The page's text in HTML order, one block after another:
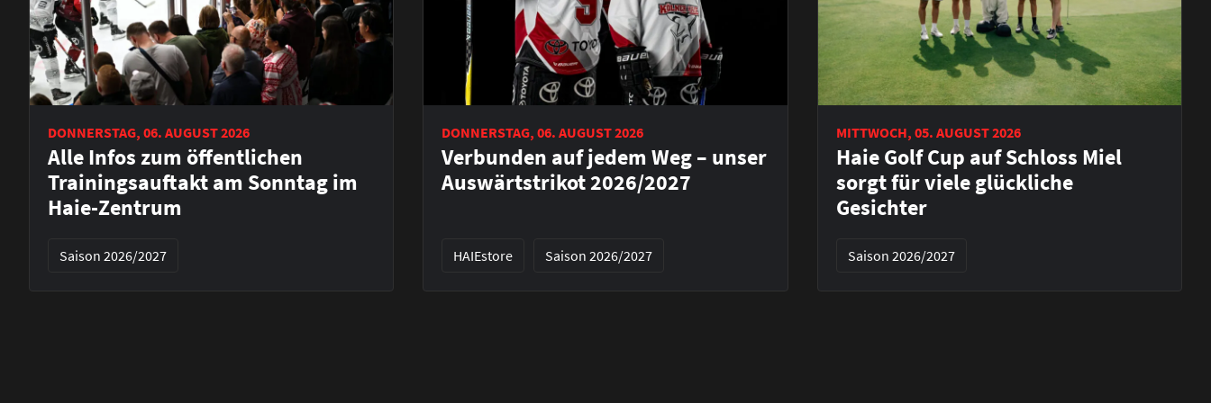
DONNERSTAG, 06. AUGUST 2026
Alle Infos zum öffentlichen
Trainingsauftakt am Sonntag im
Haie-Zentrum
Saison 2026/2027
DONNERSTAG, 06. AUGUST 2026
Verbunden auf jedem Weg – unser
Auswärtstrikot 2026/2027
HAIEstore Saison 2026/2027
MITTWOCH, 05. AUGUST 2026
Haie Golf Cup auf Schloss Miel
sorgt für viele glückliche
Gesichter
Saison 2026/2027